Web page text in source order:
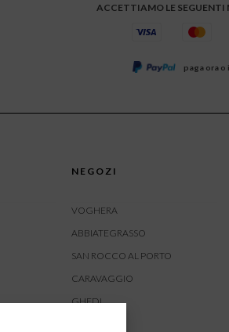
ACCETTIAMO LE
paga ora o
NEGOZI
VOGHERA
ABBIATEGRASSO
SAN ROCCO AL PORTO
CARAVAGGIO
GHEDI